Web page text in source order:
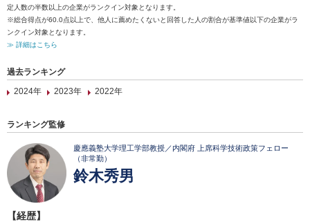
定人数の半数以上の企業がランクイン対象となります。
※総合得点が60.0点以上で、他人に薦めたくないと回答した人の割合が基準値以下の企業がラ
ンクイン対象となります。
≫ 詳細はこちら
過去ランキング
2024年
2023年 2022年
ランキング監修
慶應義塾大学理工学部教授／内閣府 上席科学技術政策フェロー
（非常勤）
鈴木秀男
【経歴】